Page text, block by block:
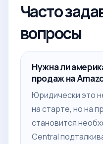
Часто
вопросы
Нужна ли
продаж на
Юридически это
на старте, но на
становится
Central